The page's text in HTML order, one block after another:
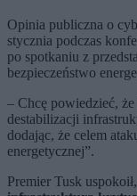
Opinia publiczna o
stycznia podczas
po spotkaniu z
bezpieczeństwo
– Chcę powiedzieć,
destabilizacji
dodając, że celem
energetycznej”.
Premier Tusk